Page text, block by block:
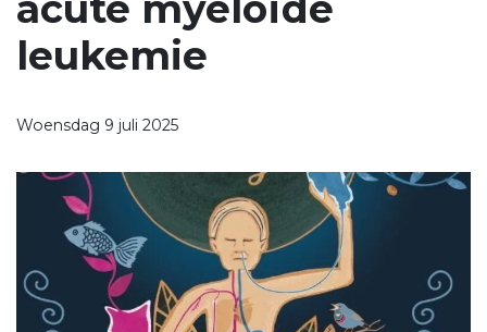
leukemie
Woensdag 9 juli 2025